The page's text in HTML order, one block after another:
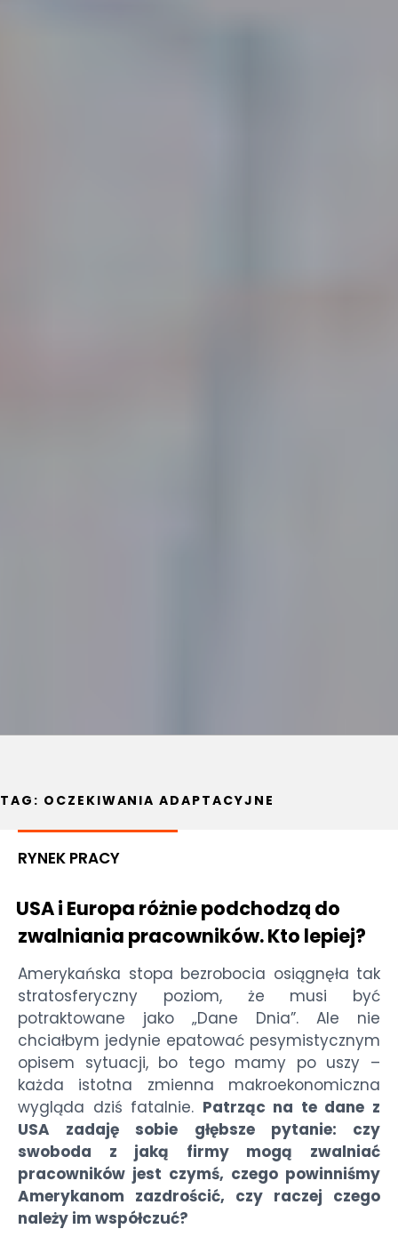
TAG: OCZEKIWANIA ADAPTACYJNE
RYNEK PRACY
USA i Europa różnie podchodzą do
zwalniania pracowników. Kto lepiej?
Amerykańska stopa bezrobocia osiągnęła tak
stratosferyczny poziom, że musi być
potraktowane jako „Dane Dnia”. Ale nie
chciałbym jedynie epatować pesymistycznym
opisem sytuacji, bo tego mamy po uszy –
każda istotna zmienna makroekonomiczna
wygląda dziś fatalnie. Patrząc na te dane z
USA zadaję sobie głębsze pytanie: czy
swoboda z jaką firmy mogą zwalniać
pracowników jest czymś, czego powinniśmy
Amerykanom zazdrościć, czy raczej czego
należy im współczuć?